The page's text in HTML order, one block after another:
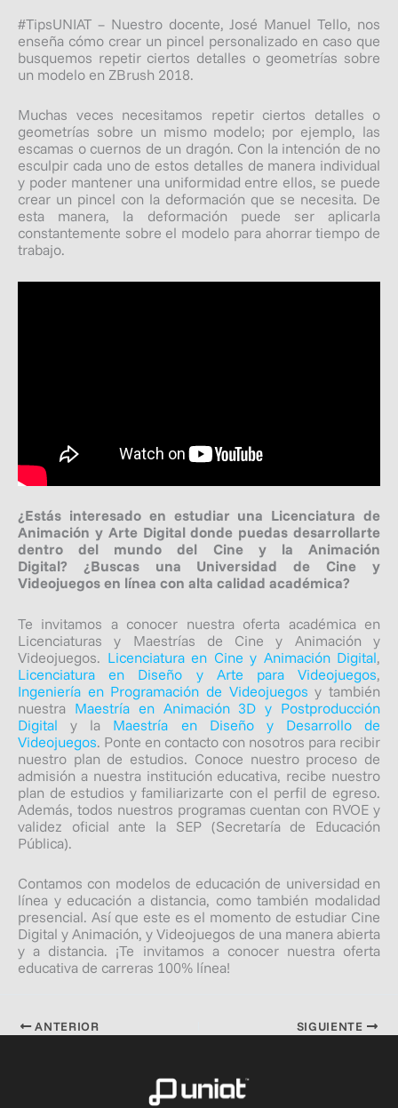
#TipsUNIAT – Nuestro docente, José Manuel Tello, nos
enseña cómo crear un pincel personalizado en caso que
busquemos repetir ciertos detalles o geometrías sobre
un modelo en ZBrush 2018.
Muchas veces necesitamos repetir ciertos detalles o
geometrías sobre un mismo modelo; por ejemplo, las
escamas o cuernos de un dragón. Con la intención de no
esculpir cada uno de estos detalles de manera individual
y poder mantener una uniformidad entre ellos, se puede
crear un pincel con la deformación que se necesita. De
esta manera, la deformación puede ser aplicarla
constantemente sobre el modelo para ahorrar tiempo de
trabajo.
¿Estás interesado en estudiar una Licenciatura de
Animación y Arte Digital donde puedas desarrollarte
dentro del mundo del Cine y la Animación
Digital? ¿Buscas una Universidad de Cine y
Videojuegos en línea con alta calidad académica?
Te invitamos a conocer nuestra oferta académica en
Licenciaturas y Maestrías de Cine y Animación y
Videojuegos. Licenciatura en Cine y Animación Digital,
Licenciatura en Diseño y Arte para Videojuegos,
Ingeniería en Programación de Videojuegos y también
nuestra Maestría en Animación 3D y Postproducción
Digitaly la Maestría en Diseño y Desarrollo de
Videojuegos. Ponte en contacto con nosotros para recibir
nuestro plan de estudios. Conoce nuestro proceso de
admisión a nuestra institución educativa, recibe nuestro
plan de estudios y familiarizarte con el perfil de egreso.
Además, todos nuestros programas cuentan con RVOE y
validez oficial ante la SEP (Secretaría de Educación
Pública).
Contamos con modelos de educación de universidad en
línea y educación a distancia, como también modalidad
presencial. Así que este es el momento de estudiar Cine
Digital y Animación, y Videojuegos de una manera abierta
y a distancia. ¡Te invitamos a conocer nuestra oferta
educativa de carreras 100% línea!
ANTERIOR SIGUIENTE